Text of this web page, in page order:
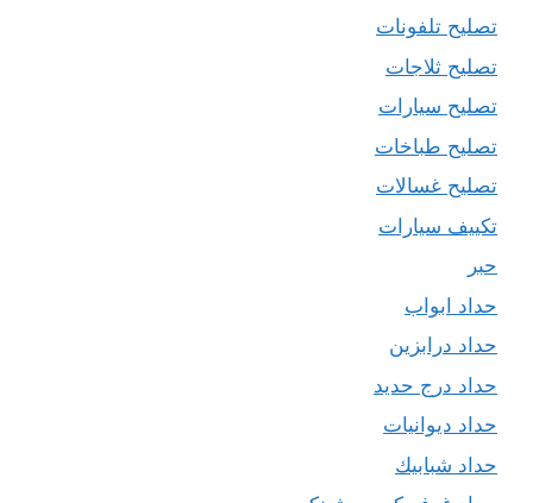
تصليح تلفونات
تصليح ثلاجات
تصليح سيارات
تصليح طباخات
تصليح غسالات
تكييف سيارات
حبر
حداد ابواب
حداد درابزين
حداد درج حديد
حداد ديوانيات
حداد شبابيك